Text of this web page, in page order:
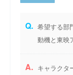
Q. 希望する部
動機と東映
A. キャラクタ